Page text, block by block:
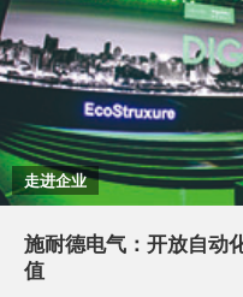
走进企业
施耐德电气：开放自动
值